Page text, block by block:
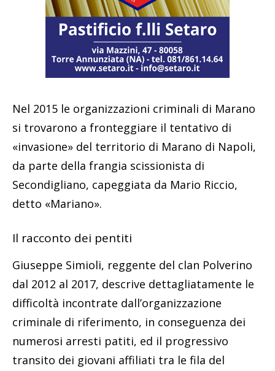
Nel 2015 le organizzazioni criminali di Marano
si trovarono a fronteggiare il tentativo di
«invasione» del territorio di Marano di Napoli,
da parte della frangia scissionista di
Secondigliano, capeggiata da Mario Riccio,
detto «Mariano».
Il racconto dei pentiti
Giuseppe Simioli, reggente del clan Polverino
dal 2012 al 2017, descrive dettagliatamente le
difficoltà incontrate dall’organizzazione
criminale di riferimento, in conseguenza dei
numerosi arresti patiti, ed il progressivo
transito dei giovani affiliati tra le fila del